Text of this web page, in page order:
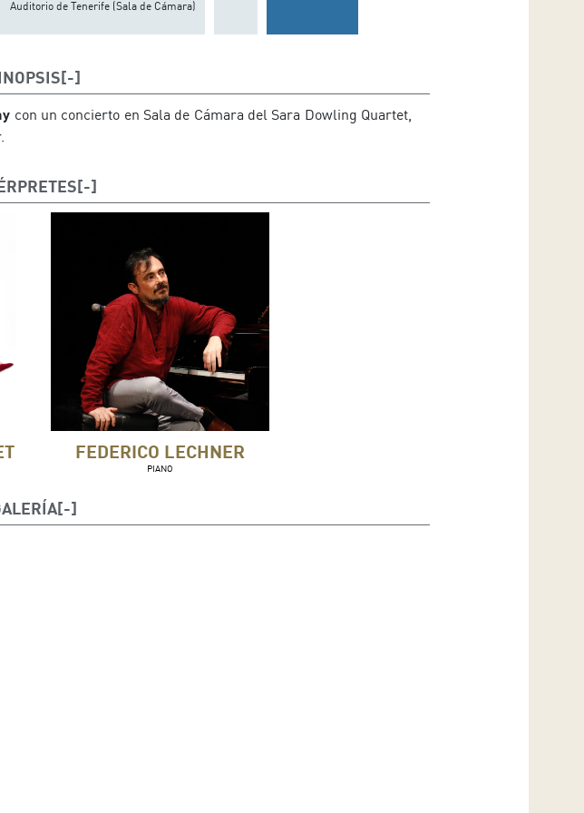
Auditorio de Tenerife (Sala de Cámara)
con un concierto en Sala de Cámara del Sara Dowling Quartet,
FEDERICO LECHNER
PIANO